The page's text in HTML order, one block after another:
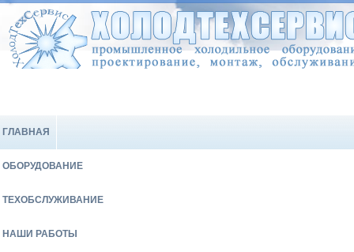
ГЛАВНАЯ
ОБОРУДОВАНИЕ
ТЕХОБСЛУЖИВАНИЕ
НАШИ РАБОТЫ